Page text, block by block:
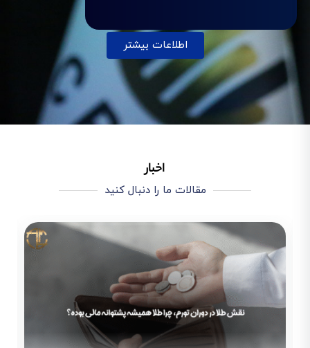
اطلاعات بیشتر
اخبار
مقالات ما را دنبال کنید